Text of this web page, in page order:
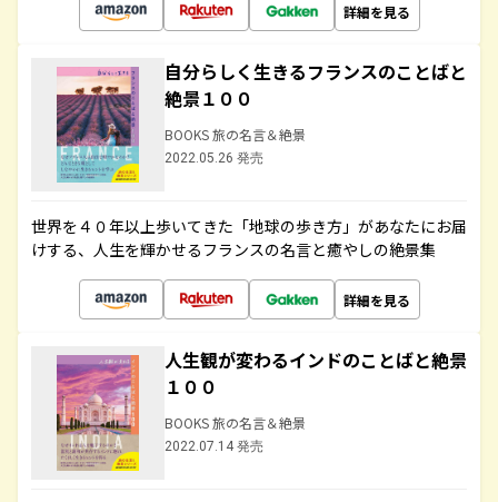
詳細を見る
自分らしく生きるフランスのことばと
絶景１００
BOOKS 旅の名言＆絶景
2022.05.26 発売
世界を４０年以上歩いてきた「地球の歩き方」があなたにお届
けする、人生を輝かせるフランスの名言と癒やしの絶景集
詳細を見る
人生観が変わるインドのことばと絶景
１００
BOOKS 旅の名言＆絶景
2022.07.14 発売